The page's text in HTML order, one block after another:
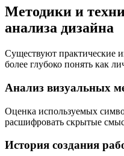
Методики и
анализа дизайна
Существуют практические
более глубоко понять как
Анализ визуальных
Оценка используемых
расшифровать скрытые
История создания